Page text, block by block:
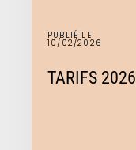
PUBLIÉ LE
10/02/2026
TARIFS 2026